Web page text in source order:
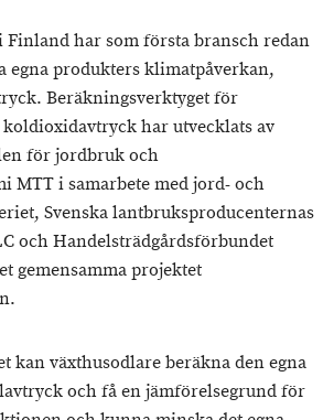
Finland har som första bransch redan
egna produkters klimatpåverkan,
Beräkningsverktyget för
har utvecklats av
för jordbruk och
MTT i samarbete med jord- och
Svenska lantbruksproducenternas
och Handelsträdgårdsförbundet
gemensamma projektet
kan växthusodlare beräkna den egna
och få en jämförelsegrund för